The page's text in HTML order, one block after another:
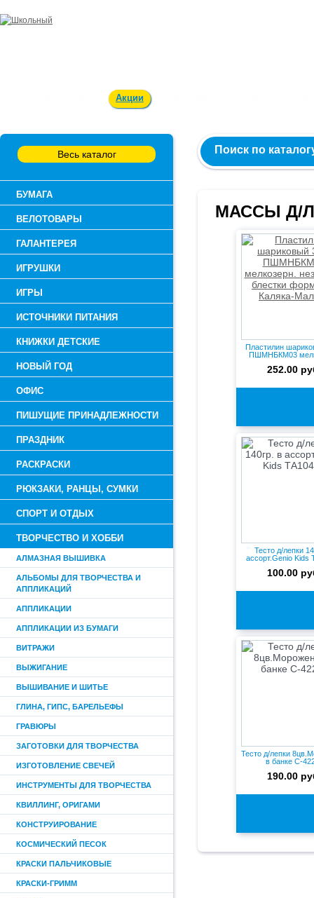
Акции
Весь каталог
БУМАГА
ВЕЛОТОВАРЫ
ГАЛАНТЕРЕЯ
ИГРУШКИ
ИГРЫ
ИСТОЧНИКИ ПИТАНИЯ
КНИЖКИ ДЕТСКИЕ
НОВЫЙ ГОД
ОФИС
ПИШУЩИЕ ПРИНАДЛЕЖНОСТИ
ПРАЗДНИК
РАСКРАСКИ
РЮКЗАКИ, РАНЦЫ, СУМКИ
СПОРТ И ОТДЫХ
ТВОРЧЕСТВО И ХОББИ
АЛМАЗНАЯ ВЫШИВКА
АЛЬБОМЫ ДЛЯ ТВОРЧЕСТВА И
АППЛИКАЦИЙ
АППЛИКАЦИИ
АППЛИКАЦИИ ИЗ БУМАГИ
ВИТРАЖИ
ВЫЖИГАНИЕ
ВЫШИВАНИЕ И ШИТЬЕ
ГЛИНА, ГИПС, БАРЕЛЬЕФЫ
ГРАВЮРЫ
ЗАГОТОВКИ ДЛЯ ТВОРЧЕСТВА
ИЗГОТОВЛЕНИЕ СВЕЧЕЙ
ИНСТРУМЕНТЫ ДЛЯ ТВОРЧЕСТВА
КВИЛЛИНГ, ОРИГАМИ
КОНСТРУИРОВАНИЕ
КОСМИЧЕСКИЙ ПЕСОК
КРАСКИ ПАЛЬЧИКОВЫЕ
КРАСКИ-ГРИММ
Поиск по
МАССЫ Д/
Пластилин
ПШМНБКМ03
252.00
Тесто д/лепки
ассорт.Genio Kids
100.00
Тесто д/лепки
в банке C-
190.00